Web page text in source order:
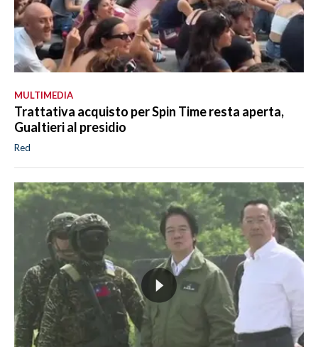
MULTIMEDIA
Trattativa acquisto per Spin Time resta aperta,
Gualtieri al presidio
Red